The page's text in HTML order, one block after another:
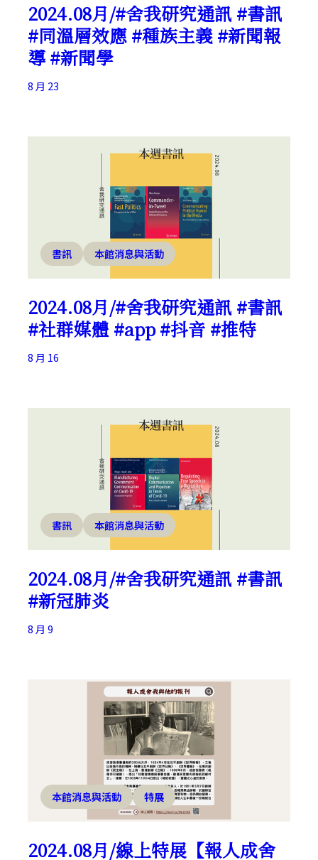
2024.08月/#舍我研究通訊 #書訊
#同溫層效應 #種族主義 #新聞報
導 #新聞學
8 月 23
書訊 本館消息與活動
2024.08月/#舍我研究通訊 #書訊
#社群媒體 #app #抖音 #推特
8 月 16
書訊 本館消息與活動
2024.08月/#舍我研究通訊 #書訊
#新冠肺炎
8 月 9
本館消息與活動 特展
2024.08月/線上特展【報人成舍